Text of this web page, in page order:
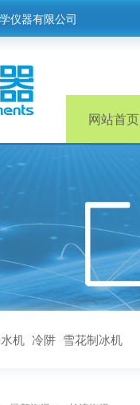
仪器有限公司
网站首页
机 冷阱 雪花制冰机